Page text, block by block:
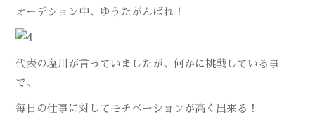
オーデション中、ゆうたがんばれ！
代表の塩川が言っていましたが、何かに挑戦している事
で、
毎日の仕事に対してモチベーションが高く出来る！